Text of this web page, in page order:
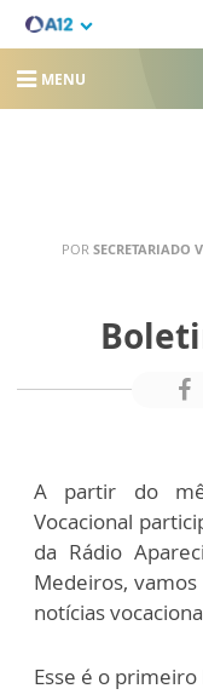
MENU
POR SECRETARIADO
A partir do
Vocacional
da Rádio
Medeiros,
notícias
Esse é o